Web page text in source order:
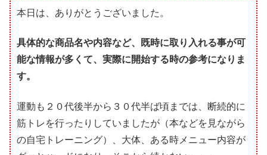
本日は、ありがとうございました。
具体的な商品名や内容など、既時に取り入れる事が可
能な情報が多くて、実際に開始する時の参考になりま
す。
運動も２０代後半から３０代半ば頃までは、断続的に
筋トレを行ったりしていましたが（本などを見ながら
の自宅トレーニング）、大体、ある時メニュー内容が